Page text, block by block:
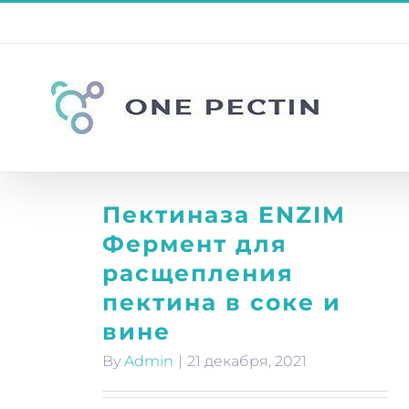
to
Пектиназа ENZIM
Фермент для
расщепления
пектина в соке и
вине
By Admin | 21 декабря, 2021